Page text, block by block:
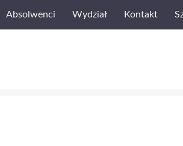
Absolwenci Wydział Kontakt